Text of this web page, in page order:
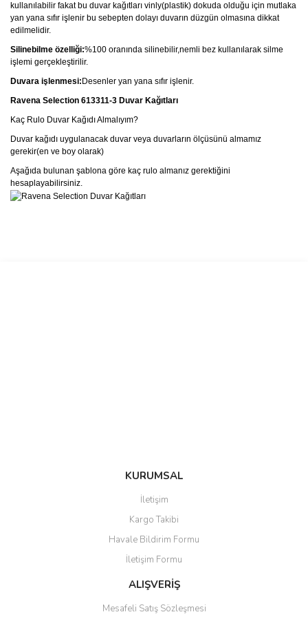
kullanılabilir fakat bu duvar kağıtları vinly(plastik) dokuda olduğu için mutlaka
yan yana sıfır işlenir bu sebepten dolayı duvarın düzgün olmasına dikkat
edilmelidir.
Silinebilme özelliği:%100 oranında silinebilir,nemli bez kullanılarak silme
işlemi gerçekleştirilir.
Duvara işlenmesi: Desenler yan yana sıfır işlenir.
Ravena Selection 613311-3 Duvar Kağıtları
Kaç Rulo Duvar Kağıdı Almalıyım?
Duvar kağıdı uygulanacak duvar veya duvarların ölçüsünü almamız
gerekir(en ve boy olarak)
Aşağıda bulunan şablona göre kaç rulo almanız gerektiğini
hesaplayabilirsiniz.
Gönder
KURUMSAL
İletişim
Kargo Takibi
Havale Bildirim Formu
İletişim Formu
ALIŞVERİŞ
Mesafeli Satış Sözleşmesi